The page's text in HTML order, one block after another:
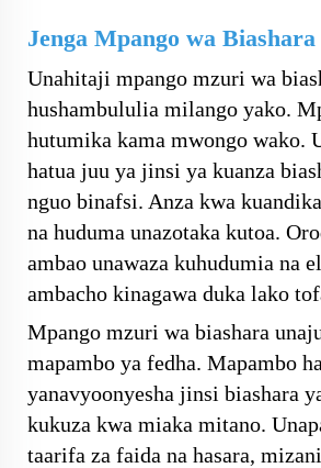
Jenga Mpango wa Biashara
Unahitaji mpango mzuri wa
hushambululia milango yako.
hutumika kama mwongo wako.
hatua juu ya jinsi ya kuanza
nguo binafsi. Anza kwa
na huduma unazotaka kutoa.
ambao unawaza kuhudumia na
ambacho kinagawa duka lako
Mpango mzuri wa biashara
mapambo ya fedha. Mapambo
yanavyoonyesha jinsi biashara
kukuza kwa miaka mitano.
taarifa za faida na hasara,